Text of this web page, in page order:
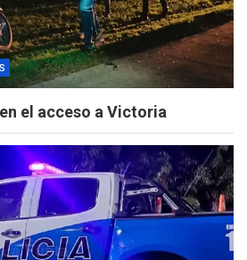
el acceso a Victoria